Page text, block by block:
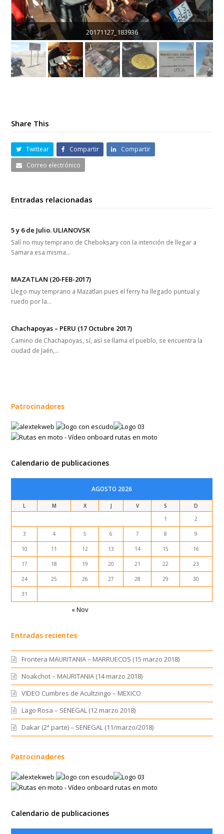
20171127_183936
Share This
Twittear Compartir
Compartir
Correo electrónico
Entradas relacionadas
5 y 6 de Julio. ULIANOVSK
Salí no muy temprano de Cheboksary con la intención de llegar a
Samara esa misma…
MAZATLAN (20-FEB-2017)
Llego muy temprano a Mazatlan pues el ferry ha llegado puntual y
ruedo por la…
Chachapoyas – PERU (17 Octubre 2017)
Camino de Chachapoyas, sí, así se llama el pueblo, se encuentra la
ciudad de Jaén,…
Patrocinadores
Calendario de publicaciones
AGOSTO 2026
L M X J V S
D
1
2
3 4 5 6 7 8 9
10 11 12 13 14 15 16
17 18 19 20 21 22 23
24 25 26 27 28 29 30
31
« Nov
Entradas recientes
Frontera MAURITANIA – MARRUECOS (15 marzo 2018)
Noakchot – MAURITANIA (14 marzo 2018)
VIDEO Cumbres de Acultzingo – MEXICO
Lago Rosa – SENEGAL (12 marzo 2018)
Dakar (2ª parte) – SENEGAL (11/marzo/2018)
Patrocinadores
Calendario de publicaciones